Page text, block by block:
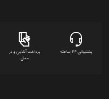
پشتیبانی 24 ساعته
پرداخت آنلاین و در
محل